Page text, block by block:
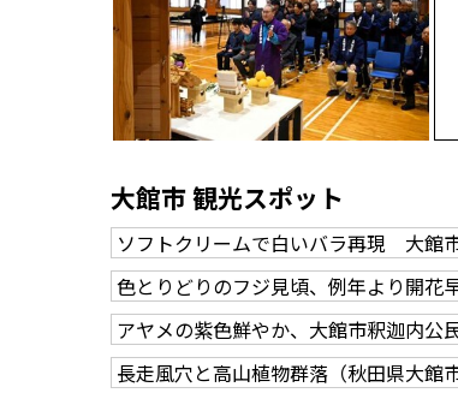
大館市 観光スポット
ソフトクリームで白いバラ再現 大館
色とりどりのフジ見頃、例年より開
アヤメの紫色鮮やか、大館市釈迦内
長走風穴と高山植物群落（秋田県大館市